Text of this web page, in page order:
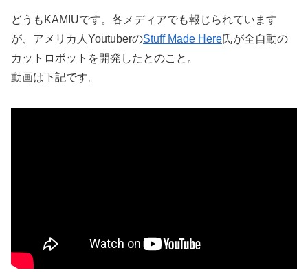
どうもKAMIUです。各メディアでも報じられています
が、アメリカ人YoutuberのStuff Made Here氏が全自動の
カットロボットを開発したとのこと。
動画は下記です。